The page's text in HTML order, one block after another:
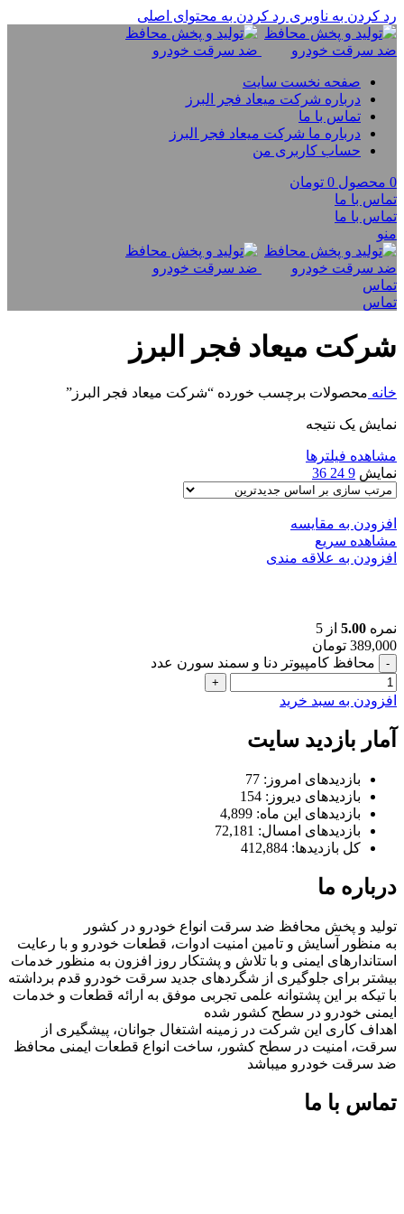
رد کردن به ناوبری رد کردن به محتوای اصلی
صفحه نخست سایت
درباره شرکت میعاد فجر البرز
تماس با ما
درباره ما شرکت میعاد فجر البرز
حساب کاربری من
0 محصول 0 تومان
تماس با ما
تماس با ما
منو
تماس
تماس
شرکت میعاد فجر البرز
خانه محصولات برچسب خورده “شرکت میعاد فجر البرز”
نمایش یک نتیجه
مشاهده فیلترها
نمایش 9
24
36
افزودن به مقایسه
مشاهده سریع
افزودن به علاقه مندی
نمره 5.00 از 5
389,000 تومان
محافظ کامپیوتر دنا و سمند سورن عدد
افزودن به سبد خرید
آمار بازدید سایت
بازدیدهای امروز: 77
بازدیدهای دیروز: 154
بازدیدهای این ماه: 4,899
بازدیدهای امسال: 72,181
کل بازدیدها: 412,884
درباره ما
تولید و پخش محافظ ضد سرقت انواع خودرو در کشور
به منظور آسایش و تامین امنیت ادوات، قطعات خودرو و با رعایت
استاندارهای ایمنی و با تلاش و پشتکار روز افزون به منظور خدمات
بیشتر برای جلوگیری از شگردهای جدید سرقت خودرو قدم برداشته
با تیکه بر این پشتوانه علمی تجربی موفق به ارائه قطعات و خدمات
ایمنی خودرو در سطح کشور شده
اهداف کاری این شرکت در زمینه اشتغال جوانان، پیشگیری از
سرقت، امنیت در سطح کشور، ساخت انواع قطعات ایمنی محافظ
ضد سرقت خودرو میباشد
تماس با ما